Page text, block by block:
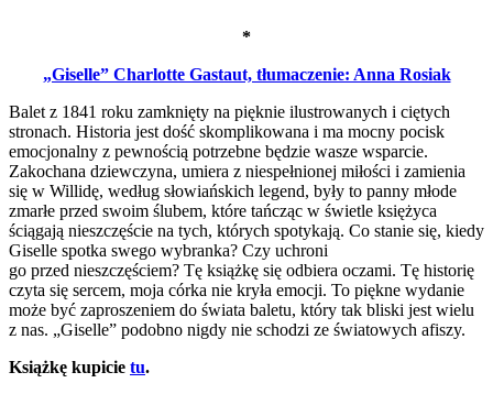
*
„Giselle” Charlotte Gastaut, tłumaczenie: Anna Rosiak
Balet z 1841 roku zamknięty na pięknie ilustrowanych i ciętych
stronach. Historia jest dość skomplikowana i ma mocny pocisk
emocjonalny z pewnością potrzebne będzie wasze wsparcie.
Zakochana dziewczyna, umiera z niespełnionej miłości i zamienia
się w Willidę, według słowiańskich legend, były to panny młode
zmarłe przed swoim ślubem, które tańcząc w świetle księżyca
ściągają nieszczęście na tych, których spotykają. Co stanie się, kiedy
Giselle spotka swego wybranka? Czy uchroni
go przed nieszczęściem? Tę książkę się odbiera oczami. Tę historię
czyta się sercem, moja córka nie kryła emocji. To piękne wydanie
może być zaproszeniem do świata baletu, który tak bliski jest wielu
z nas. „Giselle” podobno nigdy nie schodzi ze światowych afiszy.
Książkę kupicie tu.